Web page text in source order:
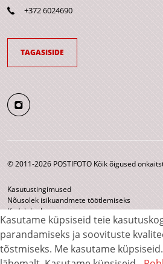
Kasutame küpsiseid teie
parandamiseks ja soovituste
tõstmiseks. Me kasutame
+372 6024690
TAGASISIDE
© 2011-2026 POSTIFOTO Kõik õigused
Kasutustingimused
Nõusolek isikuandmete töötlemiseks
Kodulehe kaart
Makseviisid